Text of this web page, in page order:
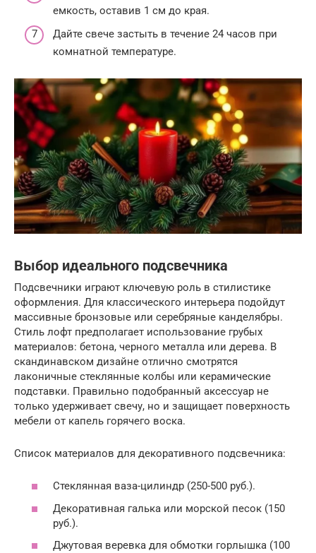
емкость, оставив 1 см до края.
Дайте свече застыть в течение 24 часов при
комнатной температуре.
Выбор идеального подсвечника
Подсвечники играют ключевую роль в стилистике
оформления. Для классического интерьера подойдут
массивные бронзовые или серебряные канделябры.
Стиль лофт предполагает использование грубых
материалов: бетона, черного металла или дерева. В
скандинавском дизайне отлично смотрятся
лаконичные стеклянные колбы или керамические
подставки. Правильно подобранный аксессуар не
только удерживает свечу, но и защищает поверхность
мебели от капель горячего воска.
Список материалов для декоративного подсвечника:
Стеклянная ваза-цилиндр (250-500 руб.).
Декоративная галька или морской песок (150
руб.).
Джутовая веревка для обмотки горлышка (100